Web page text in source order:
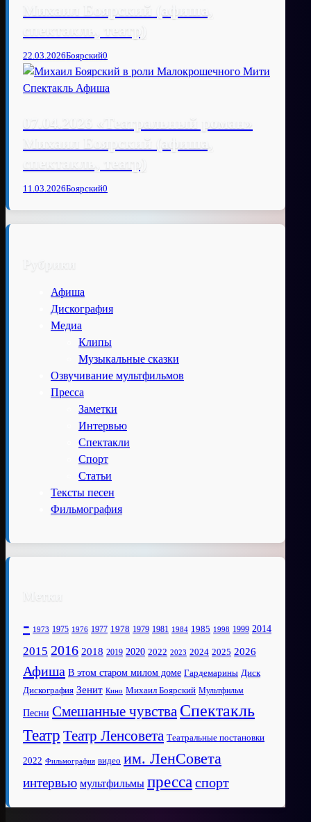
Михаил Боярский (афиша,
спектакль, театр)
22.03.2026Боярский0
07.04.2026 «Театральный роман»
Михаил Боярский (афиша,
спектакль, театр)
11.03.2026Боярский0
Рубрики
Афиша
Дискография
Медиа
Клипы
Музыкальные сказки
Озвучивание мультфильмов
Пресса
Заметки
Интервью
Спектакли
Спорт
Статьи
Тексты песен
Фильмография
Метки
- 1973 1975 1976 1977 1978 1979 1981 1984 1985 1998 1999 2014
2015 2016 2018 2019 2020 2022 2023 2024 2025 2026
Афиша В этом старом милом доме Гардемарины Диск
Дискография Зенит Кино Михаил Боярский Мультфильм
Песни Смешанные чувства Спектакль
Театр Театр Ленсовета Театральные постановки
2022 Фильмография видео им. ЛенСовета
интервью мультфильмы прессаспорт